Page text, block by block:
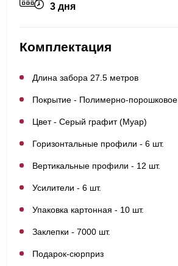
3 дня
Комплектация
Длина забора 27.5 метров
Покрытие - Полимерно-порошковое
Цвет - Серый графит (Муар)
Горизонтальные профили - 6 шт.
Вертикальные профили - 12 шт.
Усилители - 6 шт.
Упаковка картонная - 10 шт.
Заклепки - 7000 шт.
Подарок-сюрприз